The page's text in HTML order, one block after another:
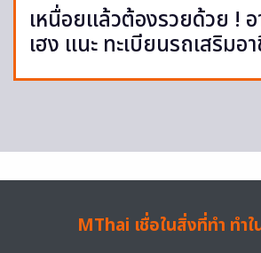
เหนื่อยแล้วต้องรวยด้วย !
เฮง แนะ ทะเบียนรถเสริมอ
MThai เชื่อในสิ่งที่ทำ ทำ